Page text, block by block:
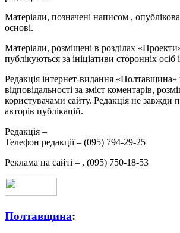
Матеріали, позначені написом ,
основі.
Матеріали, розміщені в розділах
публікуються за ініціативи сторонніх
Редакція інтернет-видання «Полтавщина»
відповідальності за зміст коментарів,
користувачами сайту. Редакція не завжди
авторів публікацій.
Редакція –
Телефон редакції – (095) 794-29-25
Реклама на сайті – , (095) 750-18-53
Полтавщина: